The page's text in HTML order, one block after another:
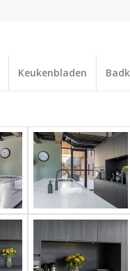
Keukenbladen